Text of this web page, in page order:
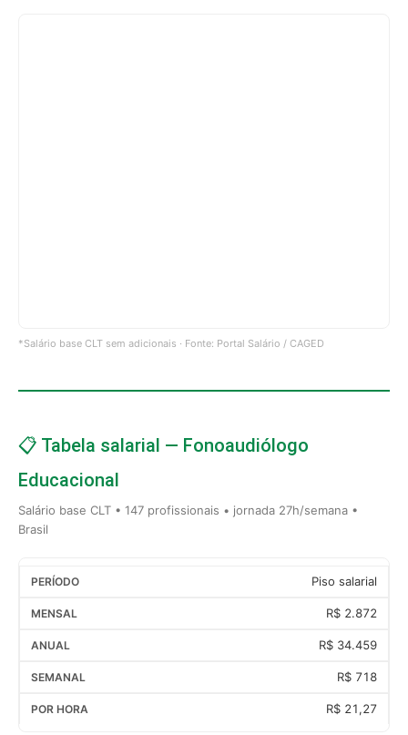
*Salário base CLT sem adicionais · Fonte: Portal Salário / CAGED
📋 Tabela salarial — Fonoaudiólogo
Educacional
Salário base CLT • 147 profissionais • jornada 27h/semana •
Brasil
Piso salarial
R$ 2.872
R$ 34.459
R$ 718
R$ 21,27